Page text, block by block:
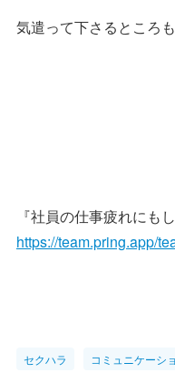
気遣って下さるところ
『社員の仕事疲れにも
https://team.pring.app/
セクハラ コミュニケーシ